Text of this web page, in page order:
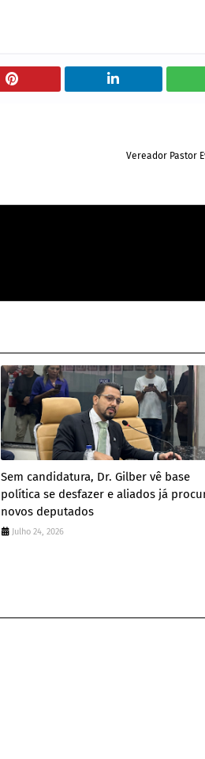
Vereador Pastor
Sem candidatura, Dr. Gilber vê base
política se desfazer e aliados já
novos deputados
Julho 24, 2026